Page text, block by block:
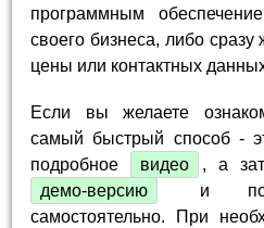
программным
своего бизнеса, либо
цены или контактных
Если вы желаете
самый быстрый способ -
подробное
видео
, а
демо-версию
и
самостоятельно. При